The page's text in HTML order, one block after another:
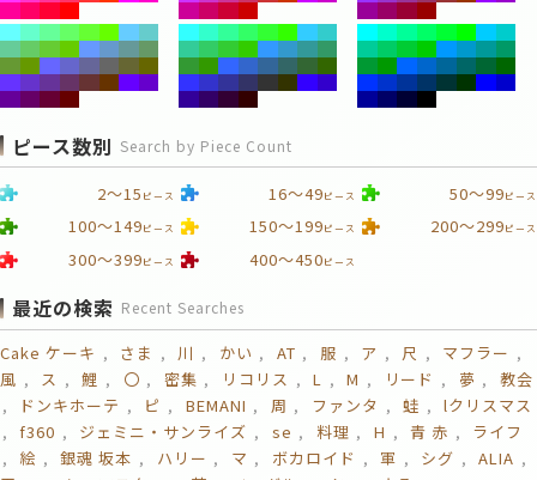
ピース数別 Search by Piece Count
2～15 ピース 16～49ピース 50～99ピース
100～149ピース 150～199ピース 200～299ピース
300～399ピース 400～450ピース
最近の検索 Recent Searches
Cake ケーキ さま 川 かい AT 服 ア 尺
マフラー
風
ス 鯉 〇 密集 リコリス L M リード 夢
教会
ドンキホーテ
ピ BEMANI 周 ファンタ 蛙
lクリスマス
f360
ジェミニ・サンライズ se 料理 H 青 赤
ライフ
絵
銀魂 坂本 ハリー マ ボカロイド 軍 シグ
ALIA